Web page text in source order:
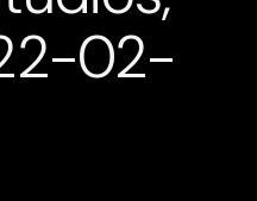
02-